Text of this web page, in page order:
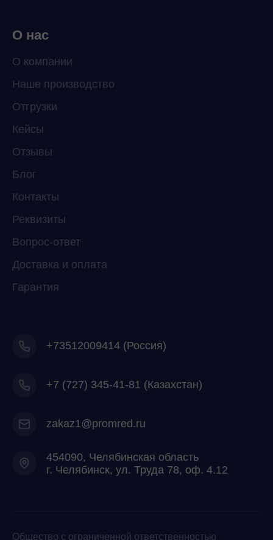
О нас
О компании
Наше производство
Отгрузки
Кейсы
Отзывы
Блог
Контакты
Реквизиты
Вопрос-ответ
Доставка и оплата
Гарантия
+73512009414 (Россия)
+7 (727) 345-41-81 (Казахстан)
zakaz1@promred.ru
454090, Челябинская область
г. Челябинск, ул. Труда 78, оф. 4.12
Общество с ограниченной ответственностью
Мессенджеры
Свяжитесь с нами через любой удобный
Telegram